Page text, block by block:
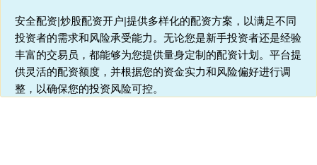
安全配资|炒股配资开户|提供多样化的配资方案，以满足不同
投资者的需求和风险承受能力。无论您是新手投资者还是经验
丰富的交易员，都能够为您提供量身定制的配资计划。平台提
供灵活的配资额度，并根据您的资金实力和风险偏好进行调
整，以确保您的投资风险可控。